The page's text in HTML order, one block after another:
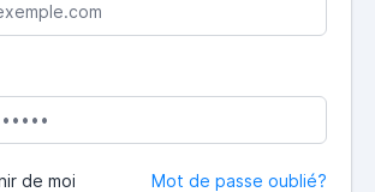
de moi Mot de passe oublié?